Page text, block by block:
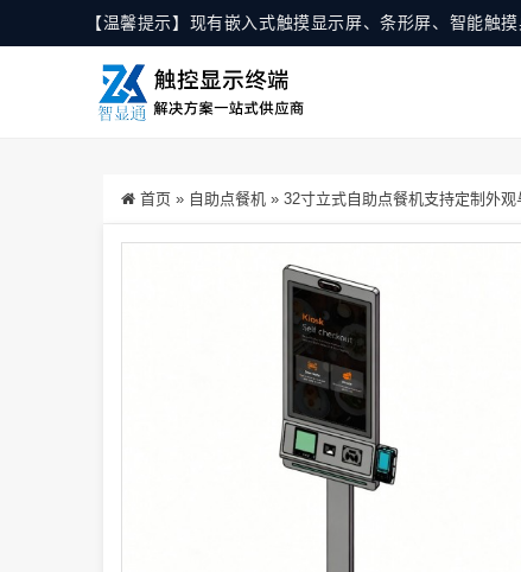
【温馨提示】现有嵌入式触摸显示屏、条形屏、智能触
首页 » 自助点餐机 » 32寸立式自助点餐机支持定制外